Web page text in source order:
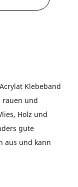
Klebeband
rauen und
Holz und
gute
aus und kann